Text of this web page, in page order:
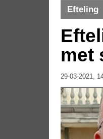
Efteling
met
29-03-2021,